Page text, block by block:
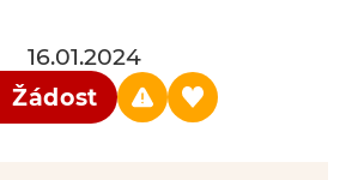
16.01.2024
Žádost